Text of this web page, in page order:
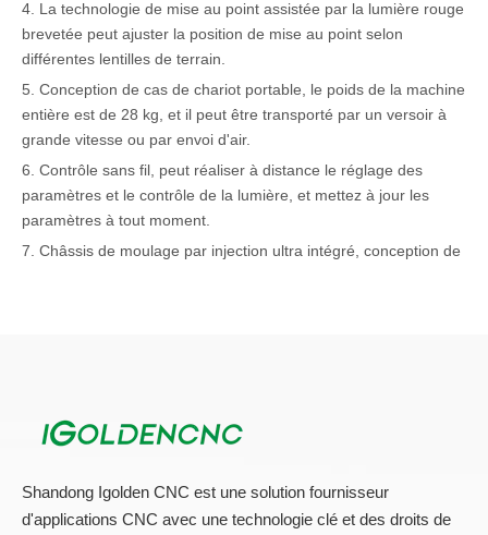
4. La technologie de mise au point assistée par la lumière rouge
brevetée peut ajuster la position de mise au point selon
différentes lentilles de terrain.
5. Conception de cas de chariot portable, le poids de la machine
entière est de 28 kg, et il peut être transporté par un versoir à
grande vitesse ou par envoi d'air.
6. Contrôle sans fil, peut réaliser à distance le réglage des
paramètres et le contrôle de la lumière, et mettez à jour les
paramètres à tout moment.
7. Châssis de moulage par injection ultra intégré, conception de
Longueur d'onde laser
Largeur de balayage
Tension
220V, 50 / 60Hz
Shandong Igolden CNC est une solution fournisseur
d'applications CNC avec une technologie clé et des droits de